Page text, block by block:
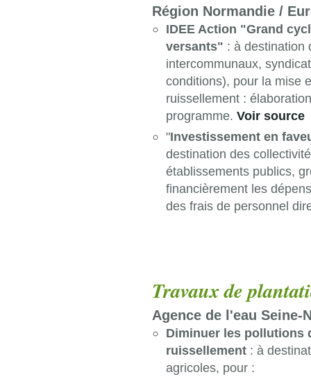
Région Normandie /
IDEE Action "Grand
versants" : à destination
intercommunaux,
conditions), pour la mise
ruissellement :
programme. Voir source
"Investissement en
destination des
établissements publics,
financièrement les
des frais de personnel
Travaux de
Agence de l'eau Seine-
Diminuer les pollutions
ruissellement : à
agricoles, pour :